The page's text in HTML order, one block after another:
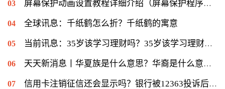
屏幕保护动画设置教程详细介绍（屏幕保护程序等待时间怎么设置）|当前速读
全球讯息：千纸鹤怎么折？千纸鹤的寓意
当前讯息：35岁该学习理财吗？35岁该学习理财会不会太迟？
天天新消息丨华夏族是什么意思？华裔是什么意思：华侨在侨居国生下的子女
信用卡注销征信还会显示吗？银行被12363投诉后果是什么？|环球通讯